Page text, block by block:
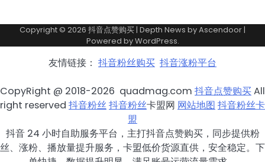
Copyright © 2026 抖音点赞购买| Depth News byAscendoor|
Powered byWordPress.
友情链接： 抖音粉丝购买 抖音涨粉平台
CopyRight @ 2018-2026 quadmag.com 抖音点赞购买All
right reserved 抖音粉丝抖音粉丝卡盟网 网站地图 抖音粉丝卡
盟
抖音 24 小时自助服务平台，主打抖音点赞购买，同步提供粉
丝、涨粉、播放量提升服务，卡盟低价货源直供，安全稳定。下